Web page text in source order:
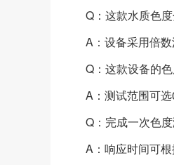
Q：这款水质色
A：设备采用倍
Q：这款设备的
A：测试范围可
Q：完成一次色
A：响应时间可